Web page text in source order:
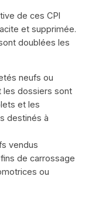
de ces CPI
et supprimée.
doublées les
neufs ou
les dossiers sont
et les
destinés à
vendus
de carrossage
ou